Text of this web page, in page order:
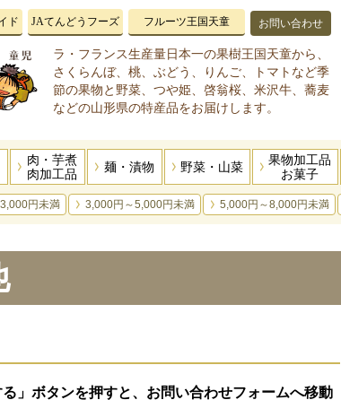
ド JAてんどうフーズ フルーツ王国天童 お問い合わせ
ラ・フランス生産量日本一の果樹王国天童から、
さくらんぼ、桃、ぶどう、りんご、トマトなど季
節の果物と野菜、つや姫、啓翁桜、米沢牛、蕎麦
などの山形県の特産品をお届けします。
肉・芋煮
肉加工品
麺・漬物 野菜・山菜
果物加工品
お菓子
3,000円未満 3,000円～5,000円未満 5,000円～8,000円未満
」ボタンを押すと、お問い合わせフォームへ移動